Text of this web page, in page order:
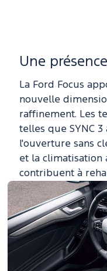
Une
La Ford Focus
nouvelle
raffinement. Les
telles que SYNC 3
l'ouverture sans
et la climatisation
contribuent à